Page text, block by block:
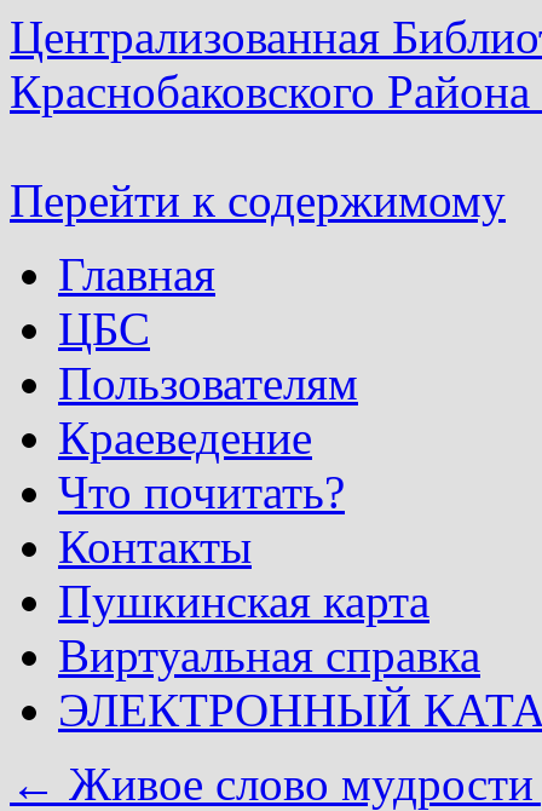
Централизованная
Краснобаковского
Перейти к содержимому
Главная
ЦБС
Пользователям
Краеведение
Что почитать?
Контакты
Пушкинская карта
Виртуальная справка
ЭЛЕКТРОННЫЙ
← Живое слово